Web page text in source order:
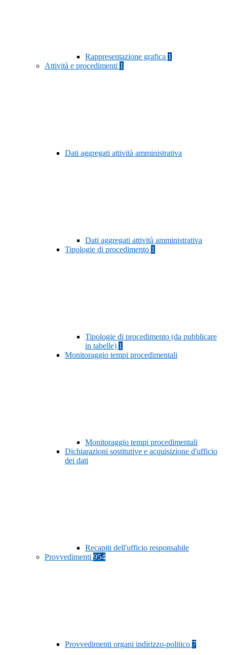
Rappresentazione grafica 1
Attività e procedimenti 1
Dati aggregati attività amministrativa
Dati aggregati attività amministrativa
Tipologie di procedimento 1
Tipologie di procedimento (da pubblicare
in tabelle) 1
Monitoraggio tempi procedimentali
Monitoraggio tempi procedimentali
Dichiarazioni sostitutive e acquisizione d'ufficio
dei dati
Recapiti dell'ufficio responsabile
Provvedimenti 954
Provvedimenti organi indirizzo-politico 7